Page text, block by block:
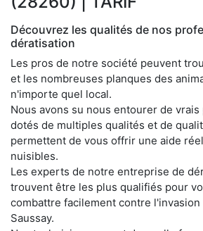
Découvrez les qualités de nos
dératisation
Les pros de notre société peuvent
et les nombreuses planques des
n'importe quel local.
Nous avons su nous entourer de
dotés de multiples qualités et de
permettent de vous offrir une aide
nuisibles.
Les experts de notre entreprise de
trouvent être les plus qualifiés pour
combattre facilement contre l'invasion
Saussay.